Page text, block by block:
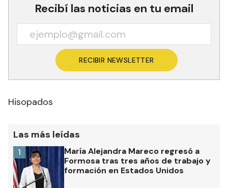
Recibí las noticias en tu email
RECIBIR NEWSLETTER
Hisopados
Las más leídas
María Alejandra Mareco regresó a
Formosa tras tres años de trabajo y
formación en Estados Unidos
1